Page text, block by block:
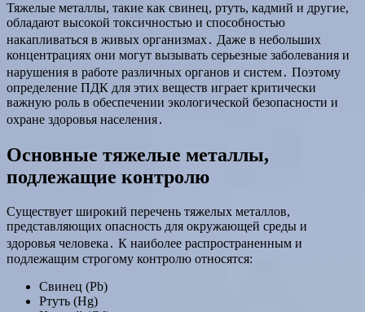
Тяжелые металлы, такие как свинец, ртуть, кадмий и другие,
обладают высокой токсичностью и способностью
накапливаться в живых организмах․ Даже в небольших
концентрациях они могут вызывать серьезные заболевания и
нарушения в работе различных органов и систем․ Поэтому
определение ПДК для этих веществ играет критически
важную роль в обеспечении экологической безопасности и
охране здоровья населения․
Основные тяжелые металлы,
подлежащие контролю
Существует широкий перечень тяжелых металлов,
представляющих опасность для окружающей среды и
здоровья человека․ К наиболее распространенным и
подлежащим строгому контролю относятся:
Свинец (Pb)
Ртуть (Hg)